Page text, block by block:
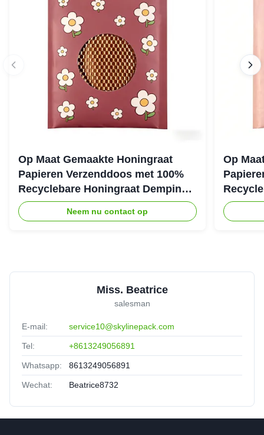
Op Maat Gemaakte Honingraat
Papieren Verzenddoos met 100%
Recyclebare Honingraat Demping
Structuur voor Eco Beschermende
Verpakking
Neem nu contact op
Op
Miss. Beatrice
salesman
E-mail: service10@skylinepack.com
Tel: +8613249056891
Whatsapp: 8613249056891
Wechat: Beatrice8732